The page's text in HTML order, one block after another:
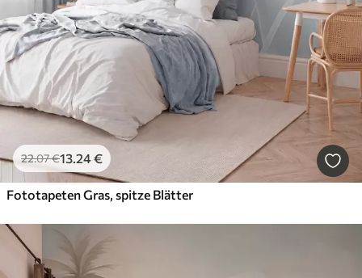
22.07€13.24€
Fototapeten Gras, spitze Blätter